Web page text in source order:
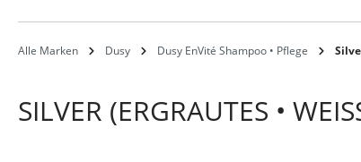
Alle Marken Dusy Dusy EnVité Shampoo • Pflege
SILVER (ERGRAUTES •